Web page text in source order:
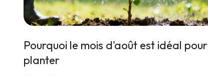
Pourquoi le mois d'août est idéal pour
planter